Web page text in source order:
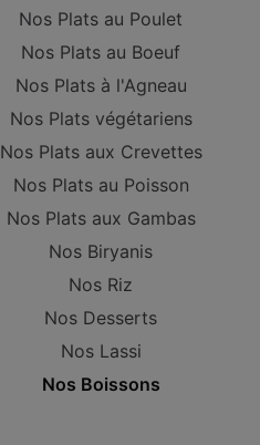
Nos Plats au Poulet
Nos Plats au Boeuf
Nos Plats à l'Agneau
Nos Plats végétariens
Nos Plats aux Crevettes
Nos Plats au Poisson
Nos Plats aux Gambas
Nos Biryanis
Nos Riz
Nos Desserts
Nos Lassi
Nos Boissons